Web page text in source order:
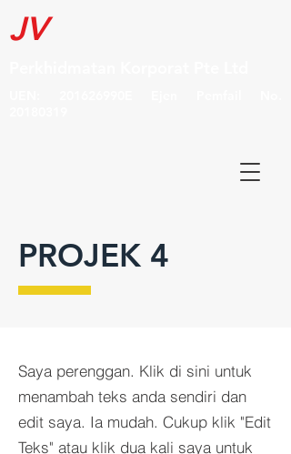
JV
Saya perenggan. Klik di sini untuk
menambah teks anda sendiri dan
edit saya. Ia mudah. Cukup klik "Edit
Teks" atau klik dua kali saya untuk
PROJEK 4